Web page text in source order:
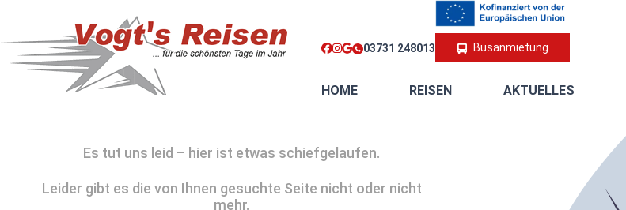
03731 248013 Busanmietung
HOME REISEN AKTUELLES
Es tut uns leid – hier ist etwas schiefgelaufen.
Leider gibt es die von Ihnen gesuchte Seite nicht oder nicht
mehr.